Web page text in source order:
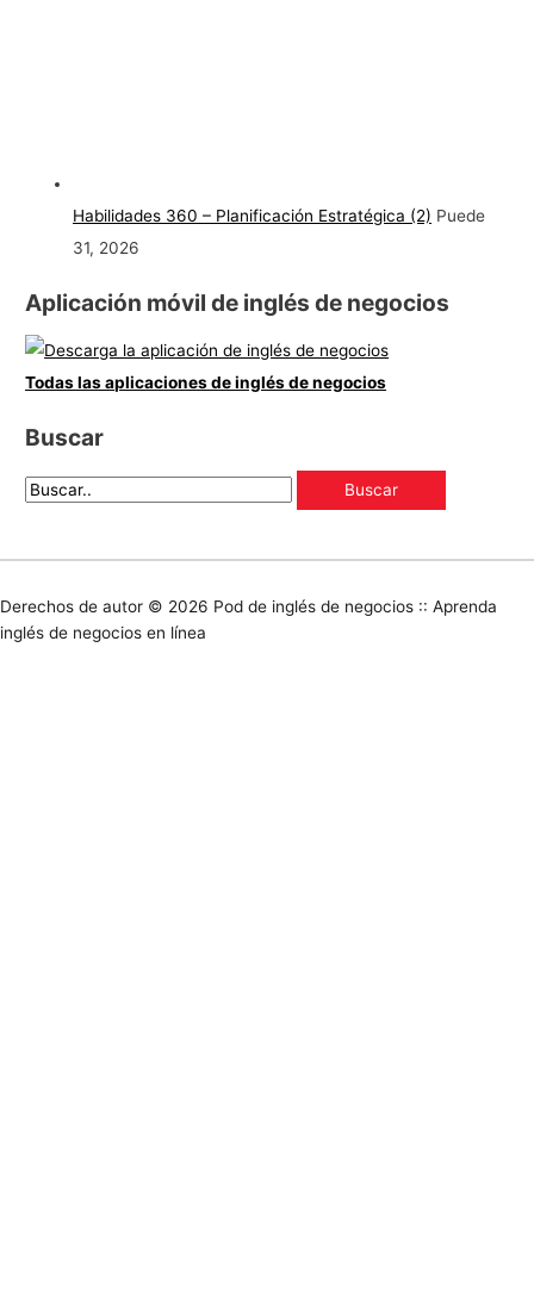
Habilidades 360 – Planificación Estratégica (2) Puede
31, 2026
Aplicación móvil de inglés de negocios
Todas las aplicaciones de inglés de negocios
Buscar
Derechos de autor © 2026 Pod de inglés de negocios :: Aprenda
inglés de negocios en línea